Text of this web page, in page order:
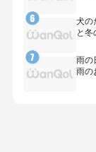
犬の
と冬
雨の
雨の